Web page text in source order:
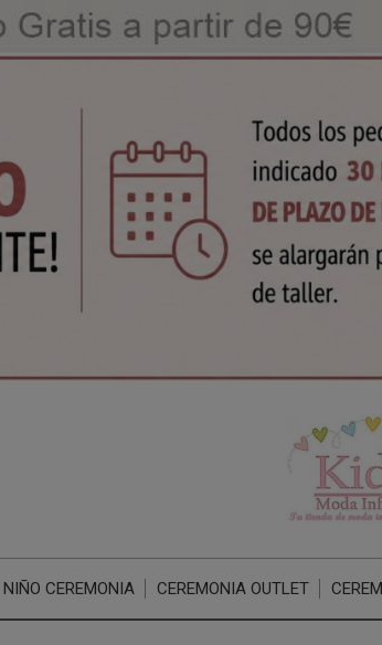
NIÑO CEREMONIA CEREMONIA OUTLET